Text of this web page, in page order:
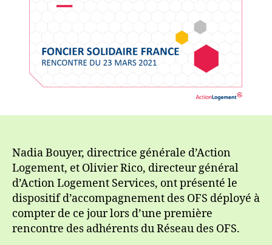
Nadia Bouyer, directrice générale d’Action
Logement, et Olivier Rico, directeur général
d’Action Logement Services, ont présenté le
dispositif d’accompagnement des OFS déployé à
compter de ce jour lors d’une première
rencontre des adhérents du Réseau des OFS.